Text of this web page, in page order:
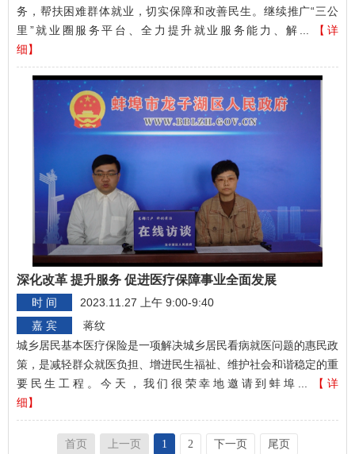
务，帮扶困难群体就业，切实保障和改善民生。继续推广“三公
里”就业圈服务平台、全力提升就业服务能力、解...
【详
细】
深化改革 提升服务 促进医疗保障事业全面发展
时 间
2023.11.27 上午 9:00-9:40
嘉 宾
蒋纹
城乡居民基本医疗保险是一项解决城乡居民看病就医问题的惠民政
策，是减轻群众就医负担、增进民生福祉、维护社会和谐稳定的重
要民生工程。今天，我们很荣幸地邀请到蚌埠...
【详
细】
首页 上一页 1 2 下一页 尾页